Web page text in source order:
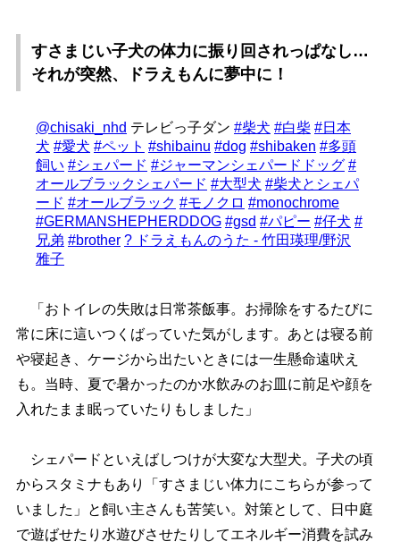
すさまじい子犬の体力に振り回されっぱなし…
それが突然、ドラえもんに夢中に！
@chisaki_nhd テレビっ子ダン #柴犬 #白柴 #日本
犬 #愛犬 #ペット #shibainu #dog #shibaken #多頭
飼い #シェパード #ジャーマンシェパードドッグ #
オールブラックシェパード #大型犬 #柴犬とシェパ
ード #オールブラック #モノクロ #monochrome
#GERMANSHEPHERDDOG #gsd #パピー #仔犬 #
兄弟 #brother ? ドラえもんのうた - 竹田瑛理/野沢
雅子
「おトイレの失敗は日常茶飯事。お掃除をするたびに
常に床に這いつくばっていた気がします。あとは寝る前
寝起き、ケージから出たいときには一生懸命遠吠え
も。当時、夏で暑かったのか水飲みのお皿に前足や顔を
入れたまま眠っていたりもしました」
シェパードといえばしつけが大変な大型犬。子犬の頃
からスタミナもあり「すさまじい体力にこちらが参って
いました」と飼い主さんも苦笑い。対策として、日中庭
で遊ばせたり水遊びさせたりしてエネルギー消費を試み